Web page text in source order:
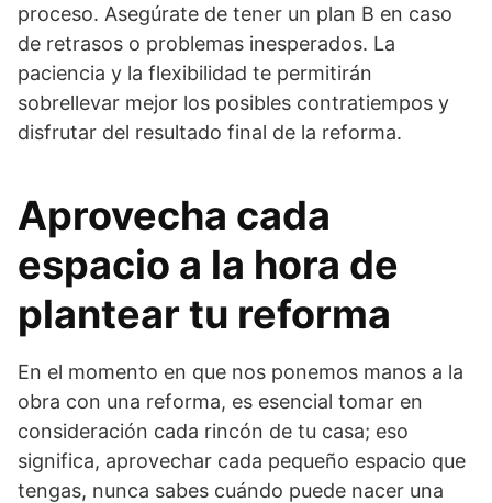
proceso. Asegúrate de tener un plan B en caso
de retrasos o problemas inesperados. La
paciencia y la flexibilidad te permitirán
sobrellevar mejor los posibles contratiempos y
disfrutar del resultado final de la reforma.
Aprovecha cada
espacio a la hora de
plantear tu reforma
En el momento en que nos ponemos manos a la
obra con una reforma, es esencial tomar en
consideración cada rincón de tu casa; eso
significa, aprovechar cada pequeño espacio que
tengas, nunca sabes cuándo puede nacer una